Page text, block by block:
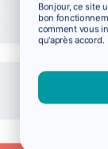
Bonjour, ce site
bon
comment vous
qu'après accord.